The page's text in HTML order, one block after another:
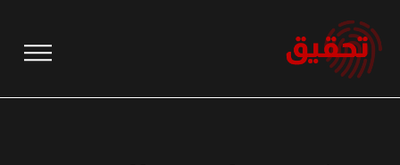
إلى
المحتوى